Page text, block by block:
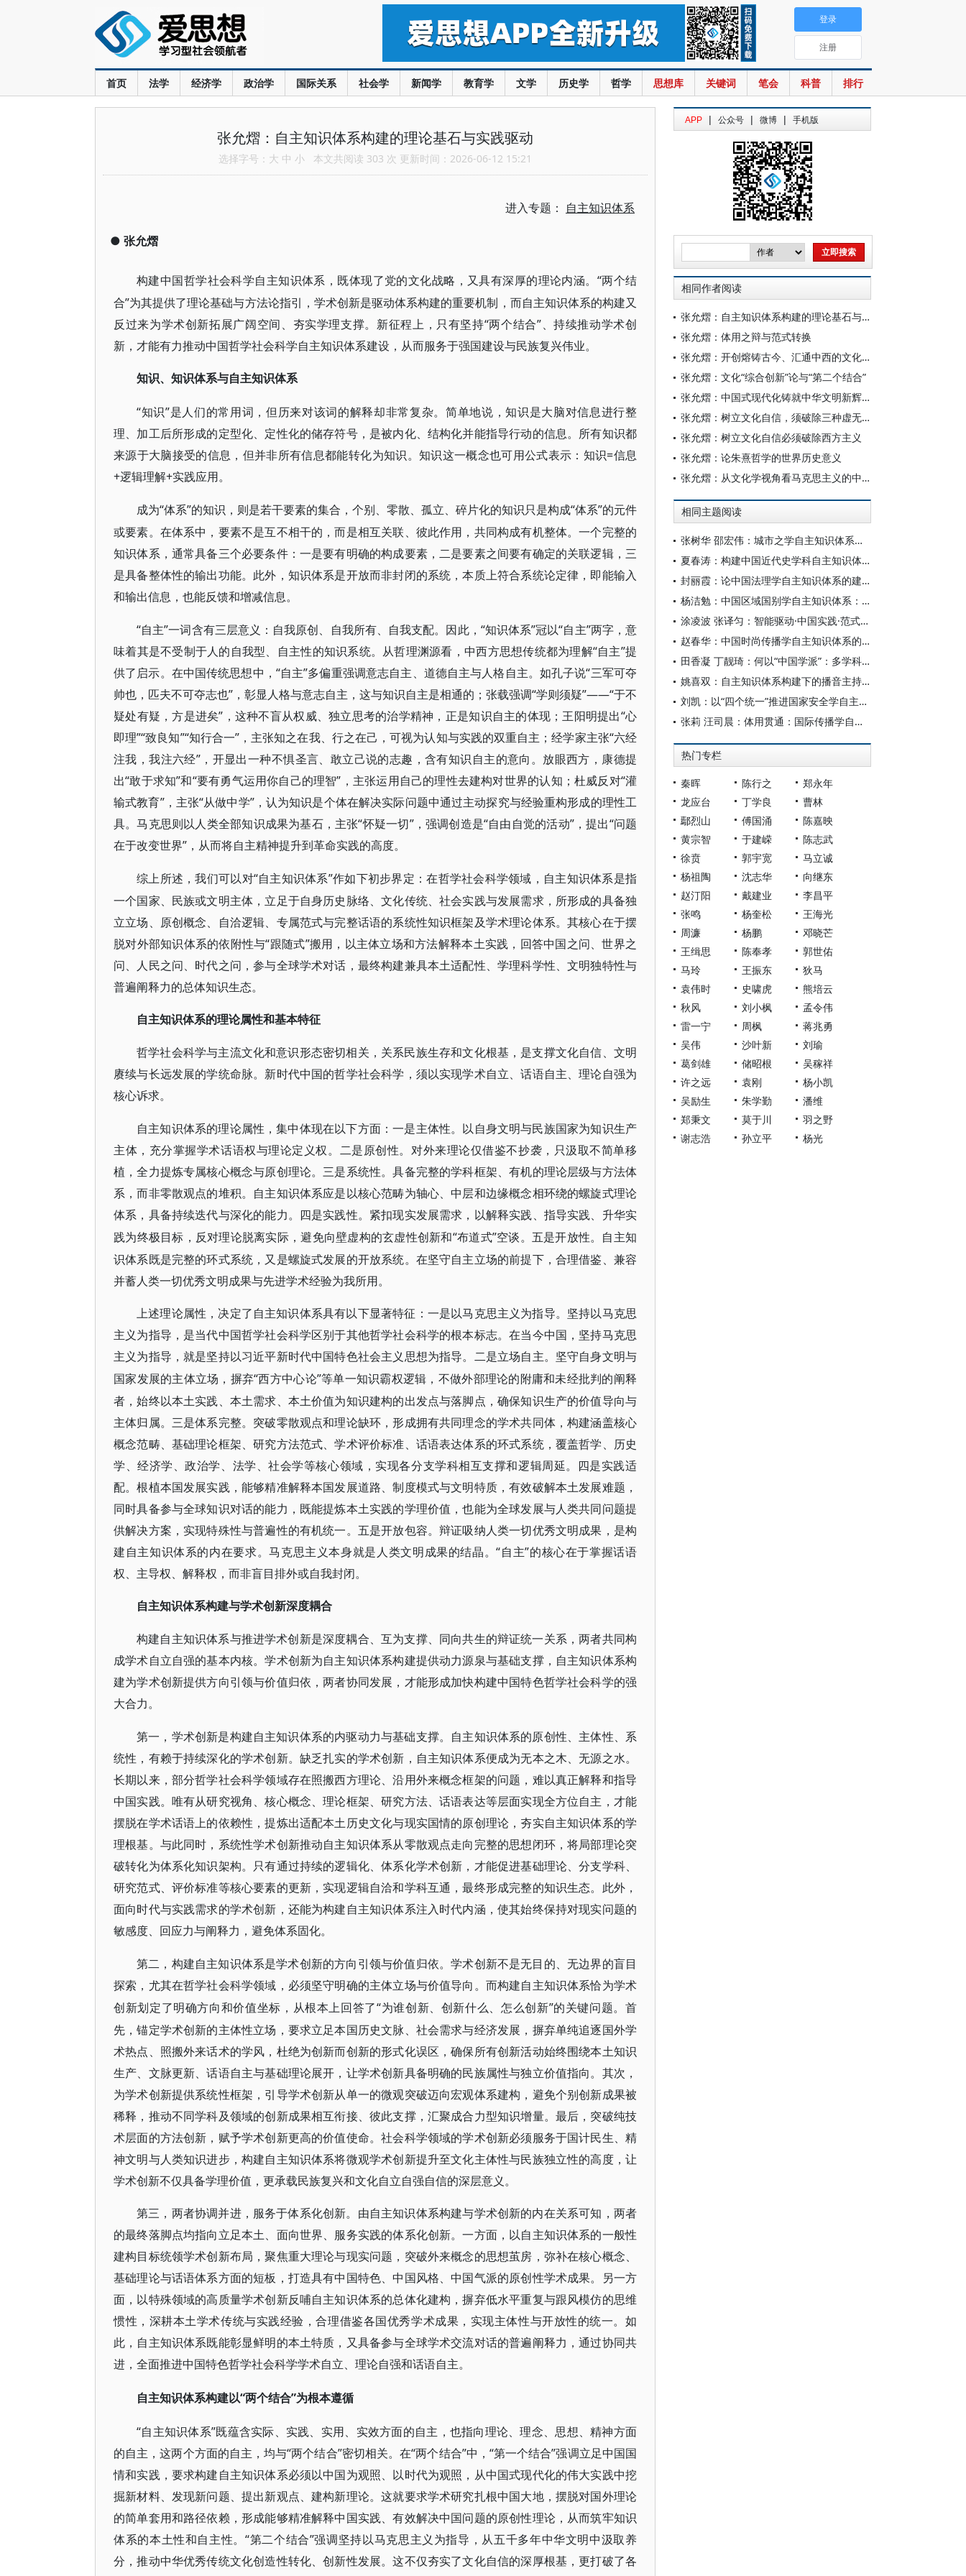
首页 法学 经济学 政治学 国际关系 社会学 新闻学 教育学 文学 历史学 哲学 思想库 关键词 笔会 科普 排行
登录
注册
张允熠：自主知识体系构建的理论基石与实践驱动
选择字号： 大 中 小 本文共阅读 303 次 更新时间：2026-06-12 15:21
进入专题： 自主知识体系
● 张允熠
构建中国哲学社会科学自主知识体系，既体现了党的文化战略，又具有深厚的理论内涵。 “两个结
合”为其提供了理论基础与方法论指引，学术创新是驱动体系构建的重要机制，而自主知识体系的构建又
反过来为学术创新拓展广阔空间、夯实学理支撑。新征程上，只有坚持“两个结合”、持续推动学术创
新，才能有力推动中国哲学社会科学自主知识体系建设，从而服务于强国建设与民族复兴伟业。
知识、知识体系与自主知识体系
“知识”是人们的常用词，但历来对该词的解释却非常复杂。简单地说，知识是大脑对信息进行整
理、加工后所形成的定型化、定性化的储存符号，是被内化、结构化并能指导行动的信息。所有知识都
来源于大脑接受的信息，但并非所有信息都能转化为知识。知识这一概念也可用公式表示：知识=信息
+逻辑理解+实践应用。
成为“体系”的知识，则是若干要素的集合，个别、零散、孤立、碎片化的知识只是构成“体系”的元件
或要素。在体系中，要素不是互不相干的，而是相互关联、彼此作用，共同构成有机整体。一个完整的
知识体系，通常具备三个必要条件：一是要有明确的构成要素，二是要素之间要有确定的关联逻辑，三
是具备整体性的输出功能。此外，知识体系是开放而非封闭的系统，本质上符合系统论定律，即能输入
和输出信息，也能反馈和增减信息。
“自主”一词含有三层意义：自我原创、自我所有、自我支配。因此，“知识体系”冠以“自主”两字，意
味着其是不受制于人的自我型、自主性的知识系统。从哲理渊源看，中西方思想传统都为理解“自主”提
供了启示。在中国传统思想中，“自主”多偏重强调意志自主、道德自主与人格自主。如孔子说“三军可夺
帅也，匹夫不可夺志也”，彰显人格与意志自主，这与知识自主是相通的；张载强调“学则须疑”——“于不
疑处有疑，方是进矣”，这种不盲从权威、独立思考的治学精神，正是知识自主的体现；王阳明提出“心
即理”“致良知”“知行合一”，主张知之在我、行之在己，可视为认知与实践的双重自主；经学家主张“六经
注我，我注六经”，开显出一种不惧圣言、敢立己说的志趣，含有知识自主的意向。放眼西方，康德提
出“敢于求知”和“要有勇气运用你自己的理智”，主张运用自己的理性去建构对世界的认知；杜威反对“灌
输式教育”，主张“从做中学”，认为知识是个体在解决实际问题中通过主动探究与经验重构形成的理性工
具。马克思则以人类全部知识成果为基石，主张“怀疑一切”，强调创造是“自由自觉的活动”，提出“问题
在于改变世界”，从而将自主精神提升到革命实践的高度。
综上所述，我们可以对“自主知识体系”作如下初步界定：在哲学社会科学领域，自主知识体系是指
一个国家、民族或文明主体，立足于自身历史脉络、文化传统、社会实践与发展需求，所形成的具备独
立立场、原创概念、自洽逻辑、专属范式与完整话语的系统性知识框架及学术理论体系。其核心在于摆
脱对外部知识体系的依附性与“跟随式”搬用，以主体立场和方法解释本土实践，回答中国之问、世界之
问、人民之问、时代之问，参与全球学术对话，最终构建兼具本土适配性、学理科学性、文明独特性与
普遍阐释力的总体知识生态。
自主知识体系的理论属性和基本特征
哲学社会科学与主流文化和意识形态密切相关，关系民族生存和文化根基，是支撑文化自信、文明
赓续与长远发展的学统命脉。新时代中国的哲学社会科学，须以实现学术自立、话语自主、理论自强为
核心诉求。
自主知识体系的理论属性，集中体现在以下方面：一是主体性。以自身文明与民族国家为知识生产
主体，充分掌握学术话语权与理论定义权。二是原创性。对外来理论仅借鉴不抄袭，只汲取不简单移
植，全力提炼专属核心概念与原创理论。三是系统性。具备完整的学科框架、有机的理论层级与方法体
系，而非零散观点的堆积。自主知识体系应是以核心范畴为轴心、中层和边缘概念相环绕的螺旋式理论
体系，具备持续迭代与深化的能力。四是实践性。紧扣现实发展需求，以解释实践、指导实践、升华实
践为终极目标，反对理论脱离实际，避免向壁虚构的玄虚性创新和“布道式”空谈。五是开放性。自主知
识体系既是完整的环式系统，又是螺旋式发展的开放系统。在坚守自主立场的前提下，合理借鉴、兼容
并蓄人类一切优秀文明成果与先进学术经验为我所用。
上述理论属性，决定了自主知识体系具有以下显著特征：一是以马克思主义为指导。坚持以马克思
主义为指导，是当代中国哲学社会科学区别于其他哲学社会科学的根本标志。在当今中国，坚持马克思
主义为指导，就是坚持以习近平新时代中国特色社会主义思想为指导。二是立场自主。坚守自身文明与
国家发展的主体立场，摒弃“西方中心论”等单一知识霸权逻辑，不做外部理论的附庸和未经批判的阐释
者，始终以本土实践、本土需求、本土价值为知识建构的出发点与落脚点，确保知识生产的价值导向与
主体归属。三是体系完整。突破零散观点和理论缺环，形成拥有共同理念的学术共同体，构建涵盖核心
概念范畴、基础理论框架、研究方法范式、学术评价标准、话语表达体系的环式系统，覆盖哲学、历史
学、经济学、政治学、法学、社会学等核心领域，实现各分支学科相互支撑和逻辑周延。四是实践适
配。根植本国发展实践，能够精准解释本国发展道路、制度模式与文明特质，有效破解本土发展难题，
同时具备参与全球知识对话的能力，既能提炼本土实践的学理价值，也能为全球发展与人类共同问题提
供解决方案，实现特殊性与普遍性的有机统一。五是开放包容。辩证吸纳人类一切优秀文明成果，是构
建自主知识体系的内在要求。马克思主义本身就是人类文明成果的结晶。“自主”的核心在于掌握话语
权、主导权、解释权，而非盲目排外或自我封闭。
自主知识体系构建与学术创新深度耦合
构建自主知识体系与推进学术创新是深度耦合、互为支撑、同向共生的辩证统一关系，两者共同构
成学术自立自强的基本内核。学术创新为自主知识体系构建提供动力源泉与基础支撑，自主知识体系构
建为学术创新提供方向引领与价值归依，两者协同发展，才能形成加快构建中国特色哲学社会科学的强
大合力。
第一，学术创新是构建自主知识体系的内驱动力与基础支撑。自主知识体系的原创性、主体性、系
统性，有赖于持续深化的学术创新。缺乏扎实的学术创新，自主知识体系便成为无本之木、无源之水。
长期以来，部分哲学社会科学领域存在照搬西方理论、沿用外来概念框架的问题，难以真正解释和指导
中国实践。唯有从研究视角、核心概念、理论框架、研究方法、话语表达等层面实现全方位自主，才能
摆脱在学术话语上的依赖性，提炼出适配本土历史文化与现实国情的原创理论，夯实自主知识体系的学
理根基。与此同时，系统性学术创新推动自主知识体系从零散观点走向完整的思想闭环，将局部理论突
破转化为体系化知识架构。只有通过持续的逻辑化、体系化学术创新，才能促进基础理论、分支学科、
研究范式、评价标准等核心要素的更新，实现逻辑自洽和学科互通，最终形成完整的知识生态。此外，
面向时代与实践需求的学术创新，还能为构建自主知识体系注入时代内涵，使其始终保持对现实问题的
敏感度、回应力与阐释力，避免体系固化。
第二，构建自主知识体系是学术创新的方向引领与价值归依。学术创新不是无目的、无边界的盲目
探索，尤其在哲学社会科学领域，必须坚守明确的主体立场与价值导向。而构建自主知识体系恰为学术
创新划定了明确方向和价值坐标，从根本上回答了“为谁创新、创新什么、怎么创新”的关键问题。首
先，锚定学术创新的主体性立场，要求立足本国历史文脉、社会需求与经济发展，摒弃单纯追逐国外学
术热点、照搬外来话术的学风，杜绝为创新而创新的形式化误区，确保所有创新活动始终围绕本土知识
生产、文脉更新、话语自主与基础理论展开，让学术创新具备明确的民族属性与独立价值指向。其次，
为学术创新提供系统性框架，引导学术创新从单一的微观突破迈向宏观体系建构，避免个别创新成果被
稀释，推动不同学科及领域的创新成果相互衔接、彼此支撑，汇聚成合力型知识增量。最后，突破纯技
术层面的方法创新，赋予学术创新更高的价值使命。社会科学领域的学术创新必须服务于国计民生、精
神文明与人类知识进步，构建自主知识体系将微观学术创新提升至文化主体性与民族独立性的高度，让
学术创新不仅具备学理价值，更承载民族复兴和文化自立自强自信的深层意义。
第三，两者协调并进，服务于体系化创新。由自主知识体系构建与学术创新的内在关系可知，两者
的最终落脚点均指向立足本土、面向世界、服务实践的体系化创新。一方面，以自主知识体系的一般性
建构目标统领学术创新布局，聚焦重大理论与现实问题，突破外来概念的思想茧房，弥补在核心概念、
基础理论与话语体系方面的短板，打造具有中国特色、中国风格、中国气派的原创性学术成果。另一方
面，以特殊领域的高质量学术创新反哺自主知识体系的总体化建构，摒弃低水平重复与跟风模仿的思维
惯性，深耕本土学术传统与实践经验，合理借鉴各国优秀学术成果，实现主体性与开放性的统一。如
此，自主知识体系既能彰显鲜明的本土特质，又具备参与全球学术交流对话的普遍阐释力，通过协同共
进，全面推进中国特色哲学社会科学学术自立、理论自强和话语自主。
自主知识体系构建以“两个结合”为根本遵循
“自主知识体系”既蕴含实际、实践、实用、实效方面的自主，也指向理论、理念、思想、精神方面
的自主，这两个方面的自主，均与“两个结合”密切相关。在“两个结合”中，“第一个结合”强调立足中国国
情和实践，要求构建自主知识体系必须以中国为观照、以时代为观照，从中国式现代化的伟大实践中挖
掘新材料、发现新问题、提出新观点、建构新理论。这就要求学术研究扎根中国大地，摆脱对国外理论
的简单套用和路径依赖，形成能够精准解释中国实践、有效解决中国问题的原创性理论，从而筑牢知识
体系的本土性和自主性。“第二个结合”强调坚持以马克思主义为指导，从五千多年中华文明中汲取养
分，推动中华优秀传统文化创造性转化、创新性发展。这不仅夯实了文化自信的深厚根基，更打破了各
APP | 公众号 | 微博 | 手机版
相同作者阅读
张允熠：自主知识体系构建的理论基石与实践驱动
张允熠：体用之辩与范式转换
张允熠：开创熔铸古今、汇通中西的文化创造新局面
张允熠：文化“综合创新”论与“第二个结合”
张允熠：中国式现代化铸就中华文明新辉煌
张允熠：树立文化自信，须破除三种虚无主义
张允熠：树立文化自信必须破除西方主义
张允熠：论朱熹哲学的世界历史意义
张允熠：从文化学视角看马克思主义的中国化
相同主题阅读
张树华 邵宏伟：城市之学自主知识体系正在加快形成
夏春涛：构建中国近代史学科自主知识体系刍议
封丽霞：论中国法理学自主知识体系的建构
杨洁勉：中国区域国别学自主知识体系：本原、借鉴和建构
涂凌波 张译匀：智能驱动·中国实践·范式创新：“构建中国新闻传播学自主知识体系”专题研讨会综述
赵春华：中国时尚传播学自主知识体系的内在逻辑与实践路径
田香凝 丁靓琦：何以“中国学派”：多学科视野下中国特色新闻传播学建设的研究
姚喜双：自主知识体系构建下的播音主持高等专业教育研究
刘凯：以“四个统一”推进国家安全学自主知识体系构建
张莉 汪司晨：体用贯通：国际传播学自主知识体系的建构逻辑与学科交叉进路
热门专栏
秦晖 陈行之
郑永年
龙应台
丁学良
曹林
鄢烈山
傅国涌
陈嘉映
黄宗智
于建嵘
陈志武
徐贲
郭宇宽
马立诚
杨祖陶
沈志华
向继东
赵汀阳
戴建业
李昌平
张鸣
杨奎松
王海光
周濂
杨鹏
邓晓芒
王缉思
陈奉孝
郭世佑
马玲
王振东
狄马
袁伟时
史啸虎
熊培云
秋风
刘小枫
孟令伟
雷一宁
周枫
蒋兆勇
吴伟
沙叶新
刘瑜
葛剑雄
储昭根
吴稼祥
许之远
袁刚
杨小凯
吴励生
朱学勤
潘维
郑秉文
莫于川
羽之野
谢志浩
孙立平 杨光